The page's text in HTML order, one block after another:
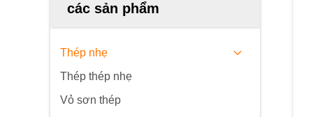
các sản phẩm
Thép nhẹ
Thép thép nhẹ
Vỏ sơn thép